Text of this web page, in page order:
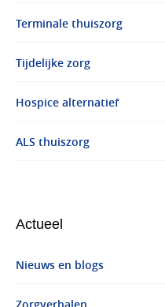
Terminale thuiszorg
Tijdelijke zorg
Hospice alternatief
ALS thuiszorg
Actueel
Nieuws en blogs